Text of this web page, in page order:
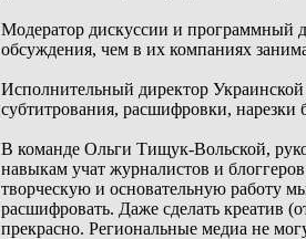
Модератор дискуссии и программный
обсуждения, чем в их компаниях
Исполнительный директор
субтитрования, расшифровки,
В команде Ольги Тищук-Вольской,
навыкам учат журналистов и
творческую и основательную работу
расшифровать. Даже сделать креатив
прекрасно. Региональные медиа не